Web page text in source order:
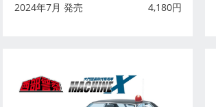
2024年7月 発売 4,180円